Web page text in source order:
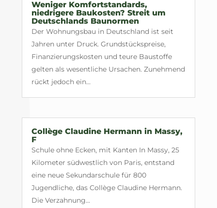
Weniger Komfortstandards,
niedrigere Baukosten? Streit um
Deutschlands Baunormen
Der Wohnungsbau in Deutschland ist seit
Jahren unter Druck. Grundstückspreise,
Finanzierungskosten und teure Baustoffe
gelten als wesentliche Ursachen. Zunehmend
rückt jedoch ein...
Collège Claudine Hermann in Massy,
F
Schule ohne Ecken, mit Kanten In Massy, 25
Kilometer südwestlich von Paris, entstand
eine neue Sekundarschule für 800
Jugendliche, das Collège Claudine Hermann.
Die Verzahnung...